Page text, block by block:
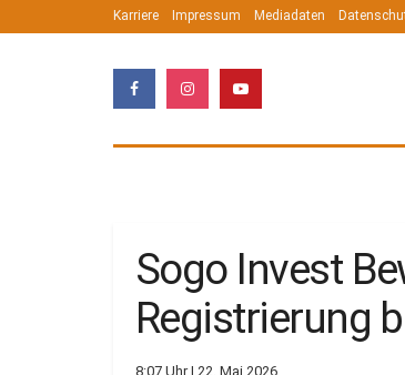
Karriere Impressum Mediadaten
Sogo Invest
Registrierung
8:07 Uhr | 22. Mai 2026